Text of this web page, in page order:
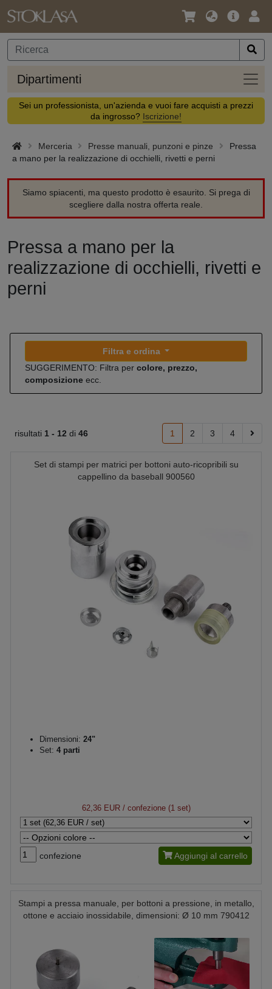
Lingua
Valuta
Offerta
Dipartimenti
Sei un professionista, un'azienda e vuoi fare acquisti a prezzi
da ingrosso? Iscrizione!
Merceria Presse manuali, punzoni e pinze
Pressa
a mano per la realizzazione di occhielli, rivetti e perni
Siamo spiacenti, ma questo prodotto è esaurito. Si prega di
scegliere dalla nostra offerta reale.
Pressa a mano per la
realizzazione di occhielli, rivetti e
perni
Filtra e ordina
SUGGERIMENTO: Filtra per colore, prezzo,
composizione ecc.
risultati 1 - 12 di 46 1 2 3 4
Set di stampi per matrici per bottoni auto-ricopribili su
cappellino da baseball 900560
Dimensioni: 24"
Set: 4 parti
62,36 EUR/ confezione (1 set)
confezione Aggiungi al carrello
Stampi a pressa manuale, per bottoni a pressione, in metallo,
ottone e acciaio inossidabile, dimensioni: Ø 10 mm 790412